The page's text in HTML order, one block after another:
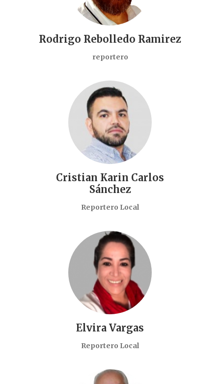
Rodrigo Rebolledo Ramirez
reportero
Cristian Karin Carlos
Sánchez
Reportero Local
Elvira Vargas
Reportero Local